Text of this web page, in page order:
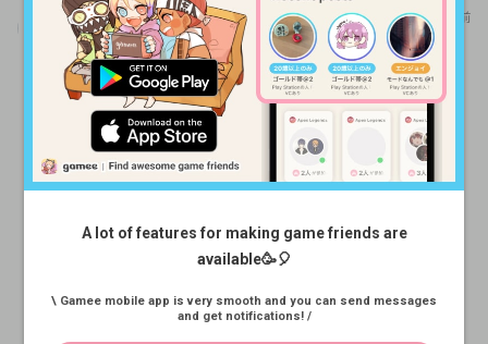
bura 6か月前
参加させていただきました！自分はロル初心者です！ 一緒
に遊びたいです！よろしくお願いします！
A lot of features for making game friends are
available🥳🎈
\ Gamee mobile app is very smooth and you can send messages
and get notifications! /